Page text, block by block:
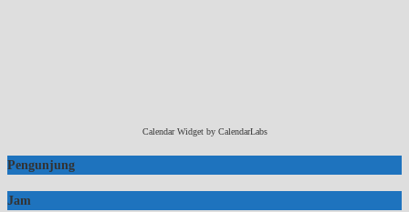
Calendar Widget by CalendarLabs
Pengunjung
Jam